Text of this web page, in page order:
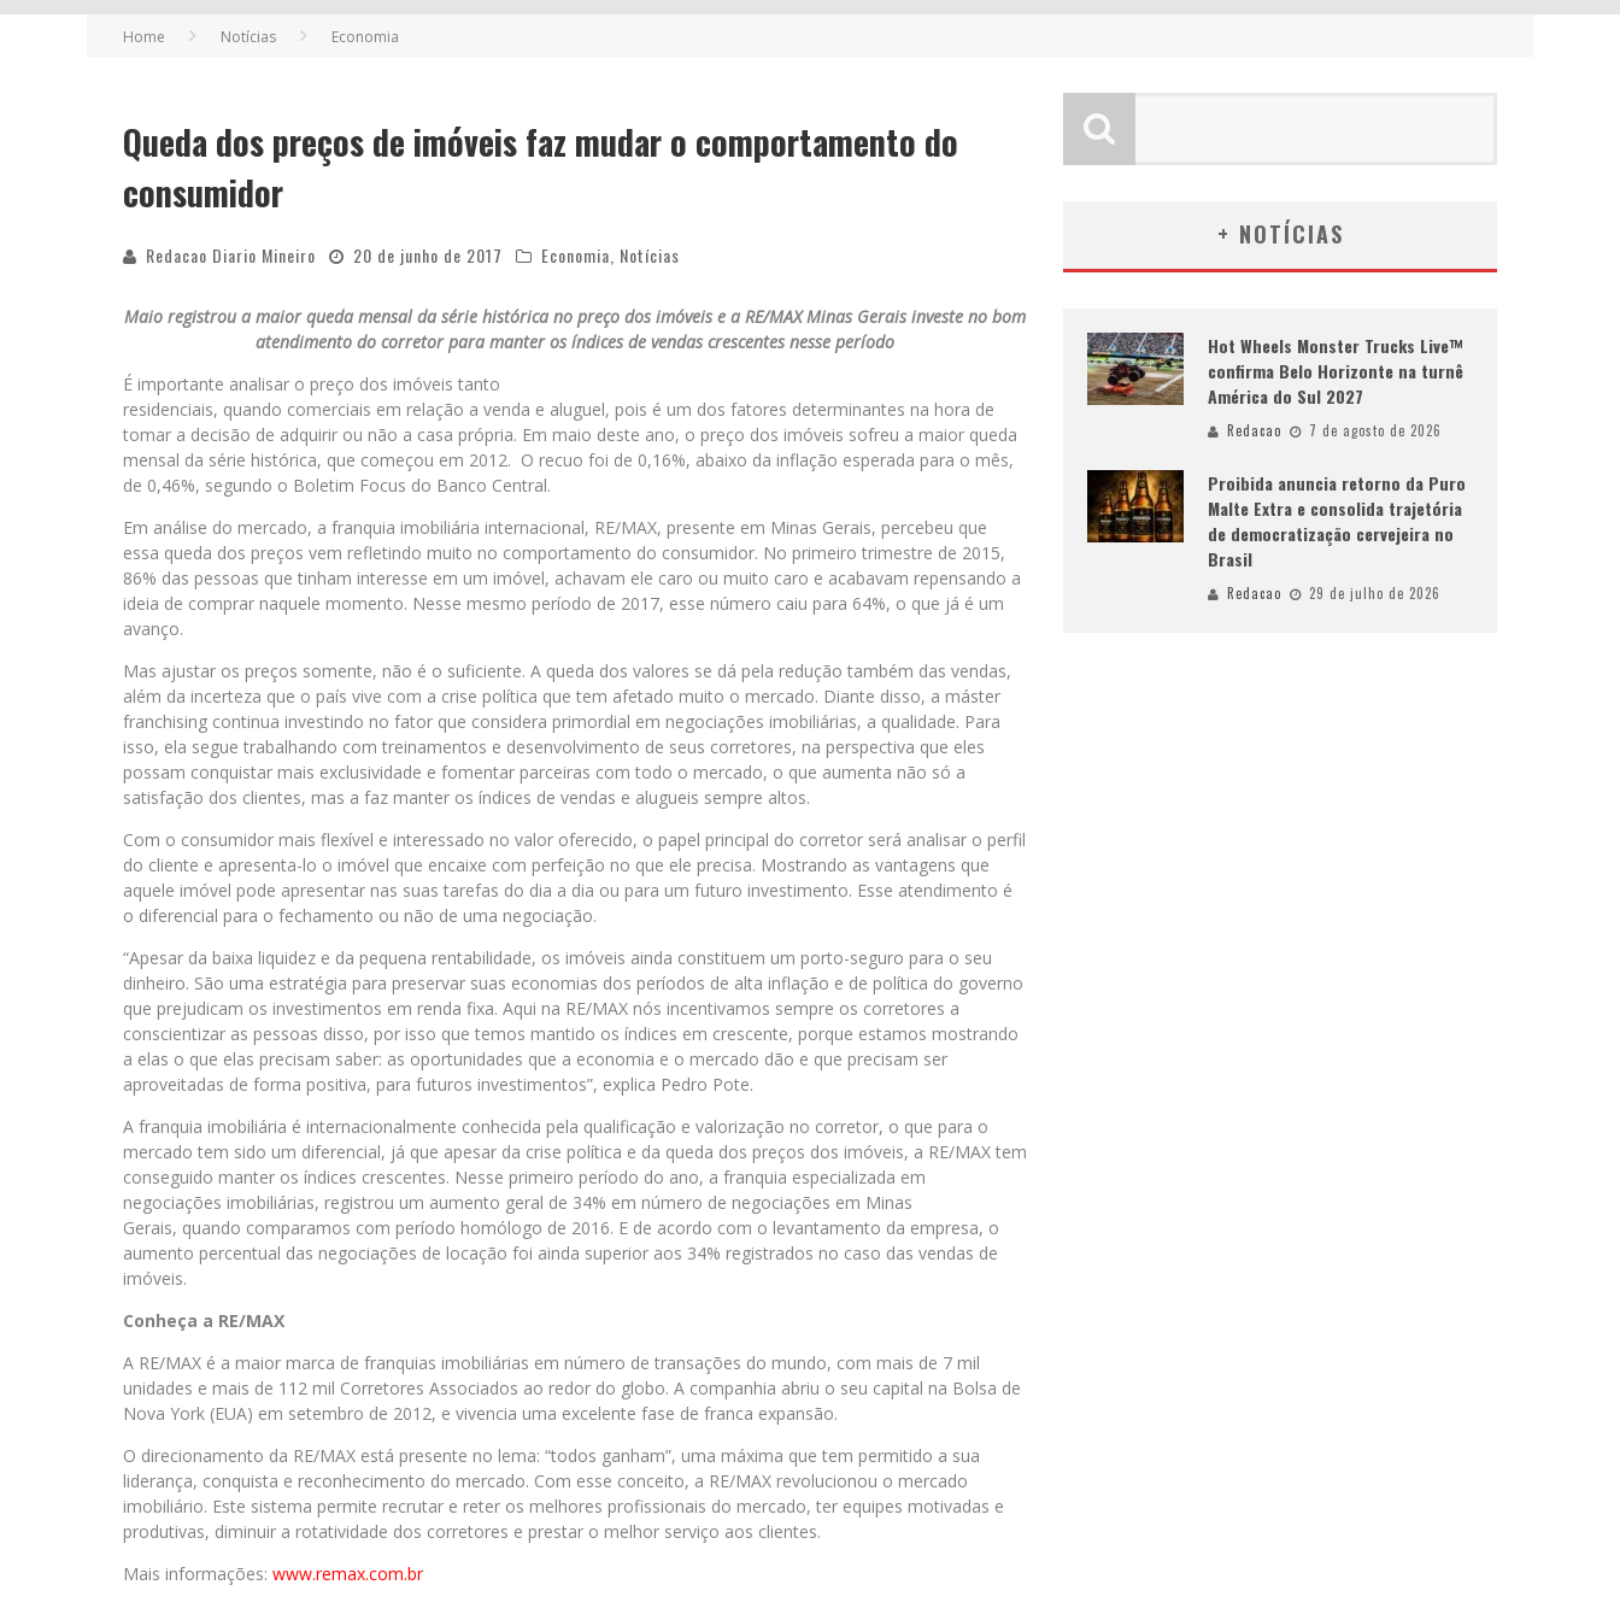
H
OT WHEELS MONSTER TRUCKS LIVE™ CONFIRMA BELO HORIZONTE NA TURNÊ AMÉRICA DO SUL 2027
Home Notícias Economia
Queda dos preços de imóveis faz mudar o comportamento do
consumidor
Redacao Diario Mineiro 20 de junho de 2017 Economia Notícias
Maio registrou a maior queda mensal da série histórica no preço dos imóveis e a RE/MAX Minas Gerais investe no bom
atendimento do corretor para manter os índices de vendas crescentes nesse período
É importante analisar o preço dos imóveis tanto
residenciais, quando comerciais em relação a venda e aluguel, pois é um dos fatores determinantes na hora de
tomar a decisão de adquirir ou não a casa própria. Em maio deste ano, o preço dos imóveis sofreu a maior queda
mensal da série histórica, que começou em 2012. O recuo foi de 0,16%, abaixo da inflação esperada para o mês,
de 0,46%, segundo o Boletim Focus do Banco Central.
Em análise do mercado, a franquia imobiliária internacional, RE/MAX, presente em Minas Gerais, percebeu que
essa queda dos preços vem refletindo muito no comportamento do consumidor. No primeiro trimestre de 2015,
86% das pessoas que tinham interesse em um imóvel, achavam ele caro ou muito caro e acabavam repensando a
ideia de comprar naquele momento. Nesse mesmo período de 2017, esse número caiu para 64%, o que já é um
avanço.
Mas ajustar os preços somente, não é o suficiente. A queda dos valores se dá pela redução também das vendas,
além da incerteza que o país vive com a crise política que tem afetado muito o mercado. Diante disso, a máster
franchising continua investindo no fator que considera primordial em negociações imobiliárias, a qualidade. Para
isso, ela segue trabalhando com treinamentos e desenvolvimento de seus corretores, na perspectiva que eles
possam conquistar mais exclusividade e fomentar parceiras com todo o mercado, o que aumenta não só a
satisfação dos clientes, mas a faz manter os índices de vendas e alugueis sempre altos.
Com o consumidor mais flexível e interessado no valor oferecido, o papel principal do corretor será analisar o perfil
do cliente e apresenta-lo o imóvel que encaixe com perfeição no que ele precisa. Mostrando as vantagens que
aquele imóvel pode apresentar nas suas tarefas do dia a dia ou para um futuro investimento. Esse atendimento é
o diferencial para o fechamento ou não de uma negociação.
“Apesar da baixa liquidez e da pequena rentabilidade, os imóveis ainda constituem um porto-seguro para o seu
dinheiro. São uma estratégia para preservar suas economias dos períodos de alta inflação e de política do governo
que prejudicam os investimentos em renda fixa. Aqui na RE/MAX nós incentivamos sempre os corretores a
conscientizar as pessoas disso, por isso que temos mantido os índices em crescente, porque estamos mostrando
a elas o que elas precisam saber: as oportunidades que a economia e o mercado dão e que precisam ser
aproveitadas de forma positiva, para futuros investimentos”, explica Pedro Pote.
A franquia imobiliária é internacionalmente conhecida pela qualificação e valorização no corretor, o que para o
mercado tem sido um diferencial, já que apesar da crise política e da queda dos preços dos imóveis, a RE/MAX tem
conseguido manter os índices crescentes. Nesse primeiro período do ano, a franquia especializada em
negociações imobiliárias, registrou um aumento geral de 34% em número de negociações em Minas
Gerais, quando comparamos com período homólogo de 2016. E de acordo com o levantamento da empresa, o
aumento percentual das negociações de locação foi ainda superior aos 34% registrados no caso das vendas de
imóveis.
Conheça a RE/MAX
A RE/MAX é a maior marca de franquias imobiliárias em número de transações do mundo, com mais de 7 mil
unidades e mais de 112 mil Corretores Associados ao redor do globo. A companhia abriu o seu capital na Bolsa de
Nova York (EUA) em setembro de 2012, e vivencia uma excelente fase de franca expansão.
O direcionamento da RE/MAX está presente no lema: “todos ganham”, uma máxima que tem permitido a sua
liderança, conquista e reconhecimento do mercado. Com esse conceito, a RE/MAX revolucionou o mercado
imobiliário. Este sistema permite recrutar e reter os melhores profissionais do mercado, ter equipes motivadas e
produtivas, diminuir a rotatividade dos corretores e prestar o melhor serviço aos clientes.
Mais informações: www.remax.com.br
+ NOTÍCIAS
Hot Wheels Monster Trucks Live™
confirma Belo Horizonte na turnê
América do Sul 2027
Redacao 7 de agosto de 2026
Proibida anuncia retorno da Puro
Malte Extra e consolida trajetória
de democratização cervejeira no
Brasil
Redacao 29 de julho de 2026